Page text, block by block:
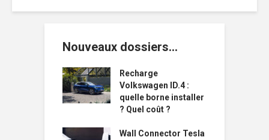
Nouveaux dossiers…
Recharge
Volkswagen ID.4 :
quelle borne installer
? Quel coût ?
Wall Connector Tesla